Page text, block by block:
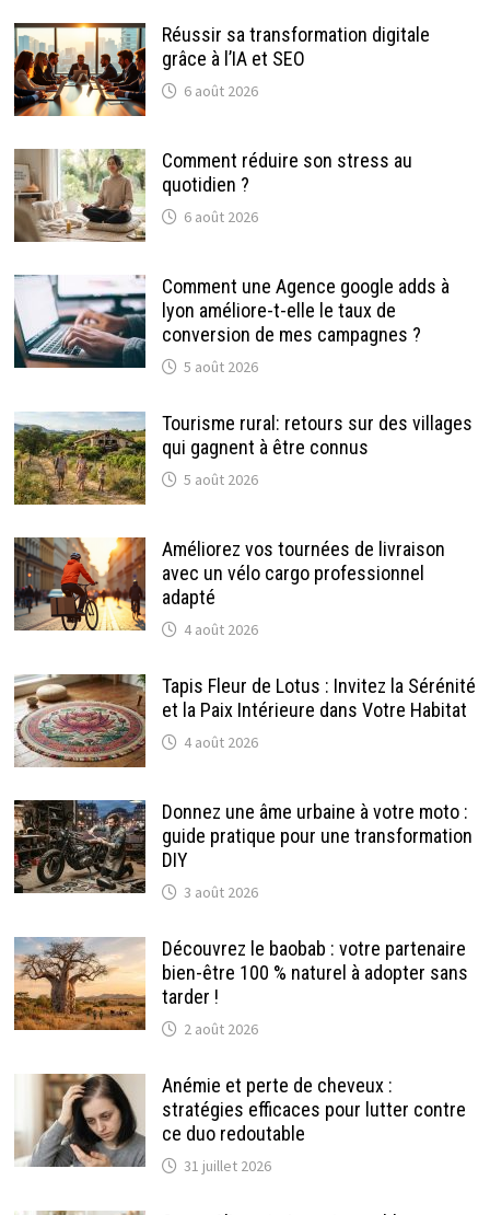
Réussir sa transformation digitale
grâce à l’IA et SEO
6 août 2026
Comment réduire son stress au
quotidien ?
6 août 2026
Comment une Agence google adds à
lyon améliore-t-elle le taux de
conversion de mes campagnes ?
5 août 2026
Tourisme rural: retours sur des villages
qui gagnent à être connus
5 août 2026
Améliorez vos tournées de livraison
avec un vélo cargo professionnel
adapté
4 août 2026
Tapis Fleur de Lotus : Invitez la Sérénité
et la Paix Intérieure dans Votre Habitat
4 août 2026
Donnez une âme urbaine à votre moto :
guide pratique pour une transformation
DIY
3 août 2026
Découvrez le baobab : votre partenaire
bien-être 100 % naturel à adopter sans
tarder !
2 août 2026
Anémie et perte de cheveux :
stratégies efficaces pour lutter contre
ce duo redoutable
31 juillet 2026